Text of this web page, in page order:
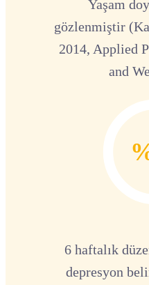
Yaşam
gözlenmiştir
2014, Applied
and
6 haftalık
depresyon